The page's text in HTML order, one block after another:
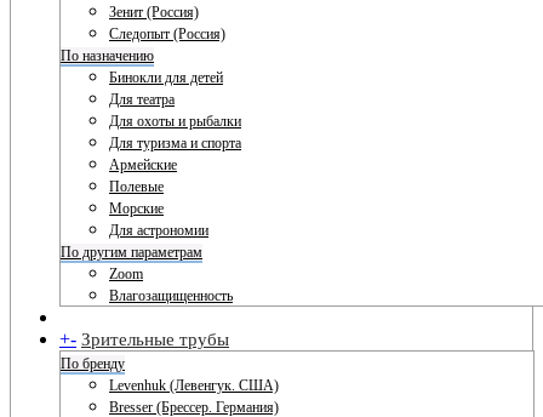
Зенит (Россия)
Следопыт (Россия)
По назначению
Бинокли для детей
Для театра
Для охоты и рыбалки
Для туризма и спорта
Армейские
Полевые
Морские
Для астрономии
По другим параметрам
Zoom
Влагозащищенность
+- Зрительные трубы
По бренду
Levenhuk (Левенгук. США)
Bresser (Брессер. Германия)